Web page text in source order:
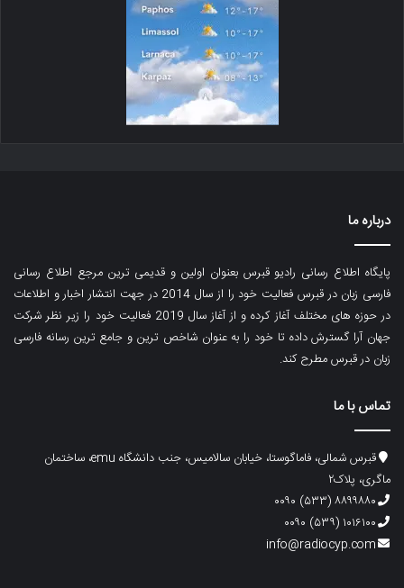
درباره ما
پایگاه اطلاع رسانی رادیو قبرس بعنوان اولین و قدیمی ترین مرجع اطلاع رسانی
فارسی زبان در قبرس فعالیت خود را از سال 2014 در جهت انتشار اخبار و اطلاعات
در حوزه های مختلف آغاز کرده و از آغاز سال 2019 فعالیت خود را زیر نظر شرکت
جهان آرا گسترش داده تا خود را به عنوان شاخص ترین و جامع ترین رسانه فارسی
زبان در قبرس مطرح کند.
تماس با ما
قبرس شمالی، فاماگوستا، خیابان سالامیس، جنب دانشگاه emu، ساختمان
ماگری، پلاک۲
۸۸۹۹۸۸۰ (۵۳۳) ۰۰۹۰
۱۰۱۶۱۰۰ (۵۳۹) ۰۰۹۰
info@radiocyp.com